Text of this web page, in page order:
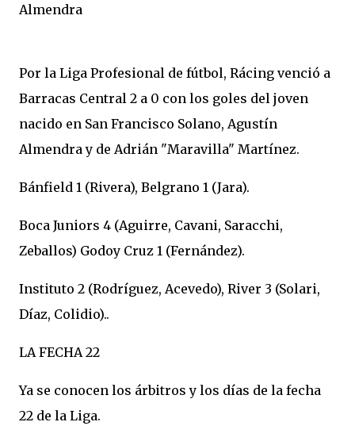
Almendra
Por la Liga Profesional de fútbol, Rácing venció a
Barracas Central 2 a 0 con los goles del joven
nacido en San Francisco Solano, Agustín
Almendra y de Adrián "Maravilla" Martínez.
Bánfield 1 (Rivera), Belgrano 1 (Jara).
Boca Juniors 4 (Aguirre, Cavani, Saracchi,
Zeballos) Godoy Cruz 1 (Fernández).
Instituto 2 (Rodríguez, Acevedo), River 3 (Solari,
Díaz, Colidio)..
LA FECHA 22
Ya se conocen los árbitros y los días de la fecha
22 de la Liga.